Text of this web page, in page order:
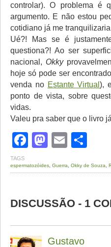
controlar). O problema é
argumento. E não estou
cotidiano já me
Ué?! Mas se é
questiona?! Ao ser
nacional, Okky
hoje só pode ser
venda no Estante Virtual),
ponto de vista, sobre
vidas.
Valeu pra saber que o livro
Facebook
Mastodon
Email
TAGS
espermatozóides Guerra Okky de Souza
DISCUSSÃO - 1
Gustavo